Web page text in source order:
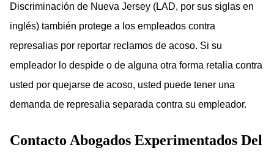
Discriminación de Nueva Jersey (LAD, por sus siglas en
inglés) también protege a los empleados contra
represalias por reportar reclamos de acoso. Si su
empleador lo despide o de alguna otra forma retalia contra
usted por quejarse de acoso, usted puede tener una
demanda de represalia separada contra su empleador.
Contacto Abogados Experimentados Del